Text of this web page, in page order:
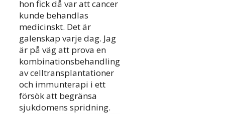
hon fick då var att cancer
kunde behandlas
medicinskt. Det är
galenskap varje dag. Jag
är på väg att prova en
kombinationsbehandling
av celltransplantationer
och immunterapi i ett
försök att begränsa
sjukdomens spridning.